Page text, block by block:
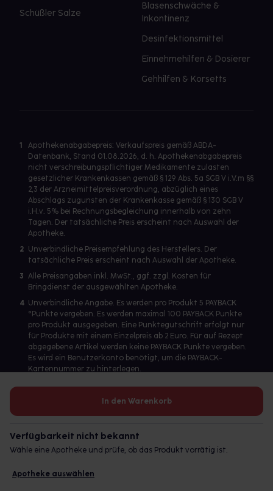
In den Warenkorb
Verfügbarkeit nicht bekannt
Wähle eine Apotheke und prüfe, ob das Produkt vorrätig ist.
Apotheke auswählen
Schüßler Salze
Blasenschwäche &
Inkontinenz
Desinfektionsmittel
Einnehmehilfen & Dosierer
Gehhilfen & Korsetts
1
Apothekenabgabepreis: Verkaufspreis gemäß ABDA-
Datenbank, Stand 01.08.2026, d. h. Apothekenabgabepreis
nicht verschreibungspflichtiger Medikamente zulasten
gesetzlicher Krankenkassen gemäß § 129 Abs. 5a SGB V i.V.m §§
2,3 der Arzneimittelpreisverordnung, abzüglich eines
Abschlags zugunsten der Krankenkasse gemäß § 130 SGB V
i.H.v. 5% bei Rechnungsbegleichung innerhalb von zehn
Tagen. Der tatsächliche Preis erscheint nach Auswahl der
Apotheke.
2 Unverbindliche Preisempfehlung des Herstellers. Der
tatsächliche Preis erscheint nach Auswahl der Apotheke.
3 Alle Preisangaben inkl. MwSt., ggf. zzgl. Kosten für
Bringdienst der ausgewählten Apotheke.
4 Unverbindliche Angabe. Es werden pro Produkt 5 PAYBACK
°Punkte vergeben. Es werden maximal 100 PAYBACK Punkte
pro Produkt ausgegeben. Eine Punktegutschrift erfolgt nur
für Produkte mit einem Einzelpreis ab 2 Euro. Für auf Rezept
abgegebene Artikel werden keine PAYBACK Punkte vergeben.
Es wird ein Benutzerkonto benötigt, um die PAYBACK-
Kartennummer zu hinterlegen.
Betreiber des Portals und verantwortlich: gesund.de GmbH &
© 2026 gesund.de GmbH & Co. KG